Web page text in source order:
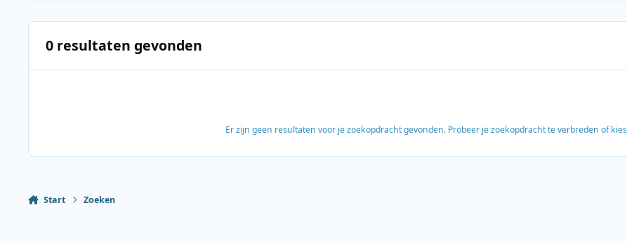
0 resultaten gevonden
Er zijn geen resultaten voor je zoekopdracht gevonden. Probeer je zoekopdracht te verbreden of
Start Zoeken